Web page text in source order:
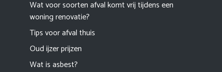
Wat voor soorten afval komt vrij tijdens een
woning renovatie?
Tips voor afval thuis
Oud ijzer prijzen
Wat is asbest?